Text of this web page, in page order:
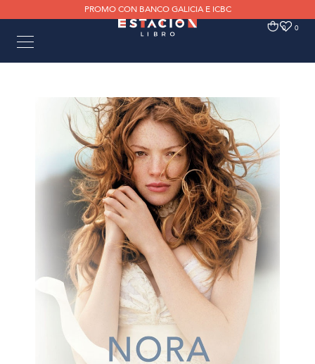
PROMO CON BANCO GALICIA E ICBC
0 0